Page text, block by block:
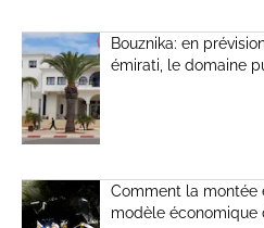
Bouznika: en
émirati, le domaine
Comment la montée
modèle économique